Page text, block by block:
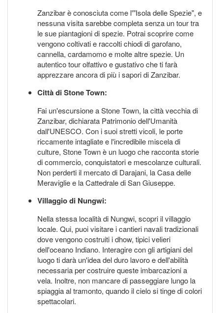
Zanzibar è conosciuta come l'"Isola delle Spezie", e
nessuna visita sarebbe completa senza un tour tra
le sue piantagioni di spezie. Potrai scoprire come
vengono coltivati e raccolti chiodi di garofano,
cannella, cardamomo e molte altre spezie. Un
autentico tour olfattivo e gustativo che ti farà
apprezzare ancora di più i sapori di Zanzibar.
Città di Stone Town:
Fai un'escursione a Stone Town, la città vecchia di
Zanzibar, dichiarata Patrimonio dell'Umanità
dall'UNESCO. Con i suoi stretti vicoli, le porte
riccamente intagliate e l'incredibile miscela di
culture, Stone Town è un luogo che racconta storie
di commercio, conquistatori e mescolanze culturali.
Non perderti il mercato di Darajani, la Casa delle
Meraviglie e la Cattedrale di San Giuseppe.
Villaggio di Nungwi:
Nella stessa località di Nungwi, scopri il villaggio
locale. Qui, puoi visitare i cantieri navali tradizionali
dove vengono costruiti i dhow, tipici velieri
dell'oceano Indiano. Interagire con gli artigiani del
luogo ti darà un'idea del duro lavoro e dell'abilità
necessaria per costruire queste imbarcazioni a
vela. Inoltre, non mancare di passeggiare lungo la
spiaggia al tramonto, quando il cielo si tinge di colori
spettacolari.